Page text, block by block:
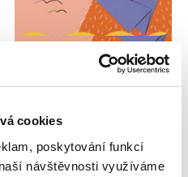
cookies
poskytování funkcí
návštěvnosti využíváme